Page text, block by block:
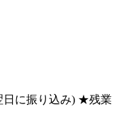
日に振り込み) ★残業